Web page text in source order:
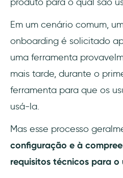
Em um cenário comum,
onboarding é solicitado
uma ferramenta
mais tarde, durante o
ferramenta para que os
usá-la.
Mas esse processo
configuração e à
requisitos técnicos para o